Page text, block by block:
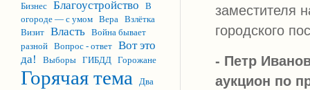
Бизнес Благоустройство
В
огороде — с умом Вера Взлётка
Визит Власть Война бывает
разной Вопрос - ответ Вот это
да!
Выборы ГИБДД Горожане
Горячая тема
Два
заместителя
городского
- Петр
аукцион по